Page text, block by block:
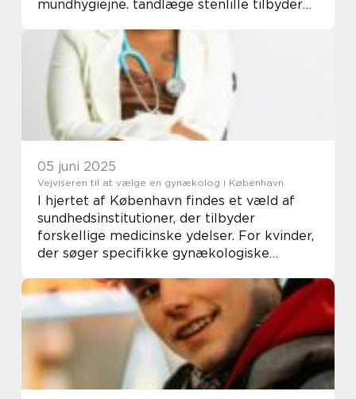
mundhygiejne. tandlæge stenlille tilbyder
dedikeret personale, der l&...
05 juni 2025
Vejviseren til at vælge en gynækolog i København
I hjertet af København findes et væld af
sundhedsinstitutioner, der tilbyder
forskellige medicinske ydelser. For kvinder,
der søger specifikke gynækologiske
fagperson, der tilby...